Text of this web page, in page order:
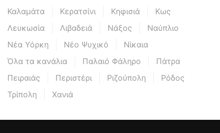
Καλαμάτα
Κερατσίνι Κηφισιά
Κως
Λευκωσία
Λιβαδειά Νάξος
Ναύπλιο
Νέα Υόρκη
Νέο Ψυχικό
Νίκαια
Όλα τα κανάλια
Παλαιό Φάληρο
Πάτρα
Πειραιάς
Περιστέρι Ριζούπολη
Ρόδος
Τρίπολη
Χανιά